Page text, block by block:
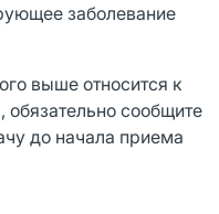
заболевание
выше относится к
сообщите
до начала приема